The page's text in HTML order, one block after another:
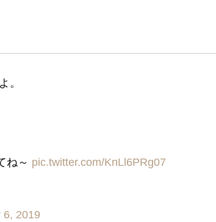
。
ね～ pic.twitter.com/KnLl6PRg07
6, 2019